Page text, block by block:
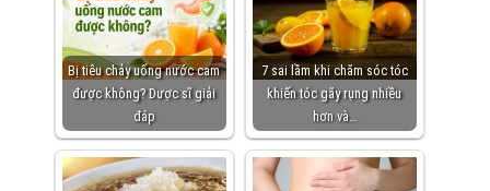
Bị tiêu chảy uống nước cam
được không? Dược sĩ giải
đáp
7 sai lầm khi chăm sóc tóc
khiến tóc gãy rụng nhiều
hơn và…